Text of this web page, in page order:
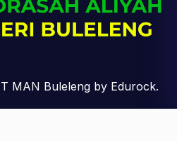
MAN Buleleng by Edurock.